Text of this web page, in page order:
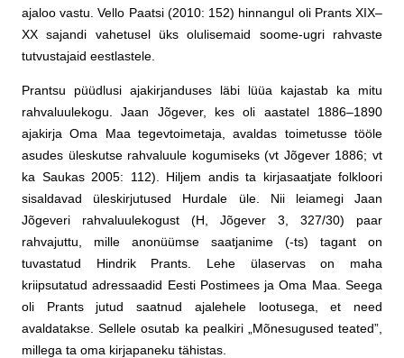
ajaloo vastu. Vello Paatsi (2010: 152) hinnangul oli Prants XIX–
XX sajandi vahetusel üks olulisemaid soome-ugri rahvaste
tutvustajaid eestlastele.
Prantsu püüdlusi ajakirjanduses läbi lüüa kajastab ka mitu
rahvaluulekogu. Jaan Jõgever, kes oli aastatel 1886–1890
ajakirja Oma Maa tegevtoimetaja, avaldas toimetusse tööle
asudes üleskutse rahvaluule kogumiseks (vt Jõgever 1886; vt
ka Saukas 2005: 112). Hiljem andis ta kirjasaatjate folkloori
sisaldavad üleskirjutused Hurdale üle. Nii leiamegi Jaan
Jõgeveri rahvaluulekogust (H, Jõgever 3, 327/30) paar
rahvajuttu, mille anonüümse saatjanime (-ts) tagant on
tuvastatud Hindrik Prants. Lehe ülaservas on maha
kriipsutatud adressaadid Eesti Postimees ja Oma Maa. Seega
oli Prants jutud saatnud ajalehele lootusega, et need
avaldatakse. Sellele osutab ka pealkiri „Mõnesugused teated”,
millega ta oma kirjapaneku tähistas.